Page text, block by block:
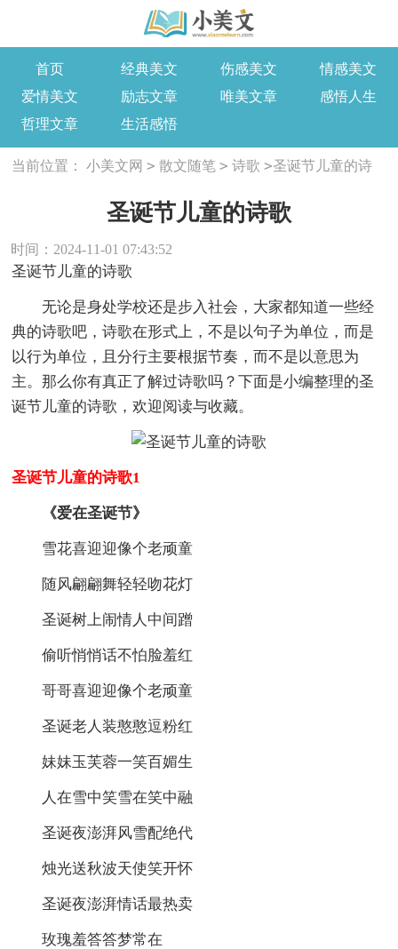
首页 经典美文 伤感美文
情感美文
爱情美文
励志文章 唯美文章
感悟人生
哲理文章
生活感悟
当前位置： 小美文网 > 散文随笔 > 诗歌 >圣诞节儿童的诗
圣诞节儿童的诗歌
时间：2024-11-01 07:43:52
圣诞节儿童的诗歌
无论是身处学校还是步入社会，大家都知道一些经
典的诗歌吧，诗歌在形式上，不是以句子为单位，而是
以行为单位，且分行主要根据节奏，而不是以意思为
主。那么你有真正了解过诗歌吗？下面是小编整理的圣
诞节儿童的诗歌，欢迎阅读与收藏。
圣诞节儿童的诗歌1
《爱在圣诞节》
雪花喜迎迎像个老顽童
随风翩翩舞轻轻吻花灯
圣诞树上闹情人中间蹭
偷听悄悄话不怕脸羞红
哥哥喜迎迎像个老顽童
圣诞老人装憨憨逗粉红
妹妹玉芙蓉一笑百媚生
人在雪中笑雪在笑中融
圣诞夜澎湃风雪配绝代
烛光送秋波天使笑开怀
圣诞夜澎湃情话最热卖
玫瑰羞答答梦常在